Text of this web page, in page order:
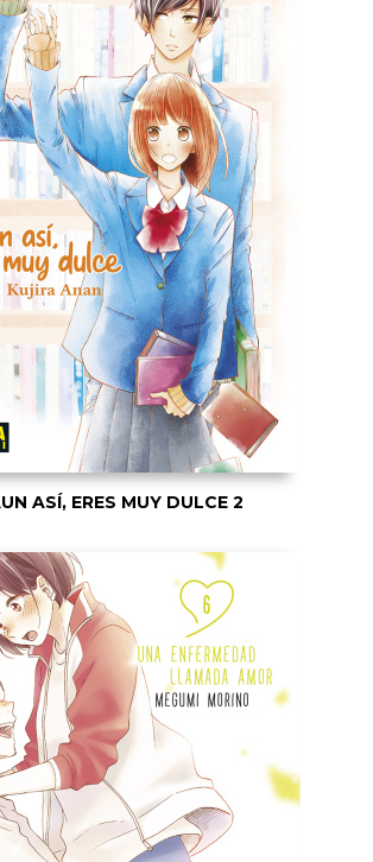
ASÍ, ERES MUY DULCE 2